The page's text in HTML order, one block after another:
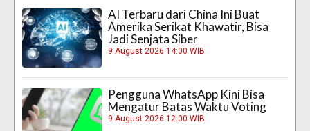
AI Terbaru dari China Ini Buat
Amerika Serikat Khawatir, Bisa
Jadi Senjata Siber
9 August 2026 14:00 WIB
Pengguna WhatsApp Kini Bisa
Mengatur Batas Waktu Voting
9 August 2026 12:00 WIB